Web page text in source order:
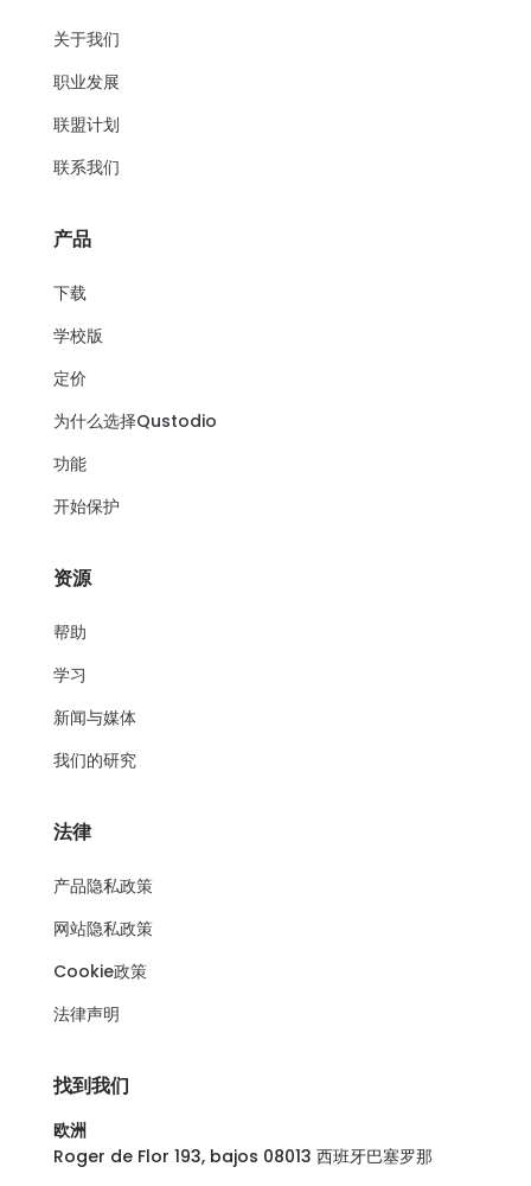
关于我们
职业发展
联盟计划
联系我们
产品
下载
学校版
定价
为什么选择Qustodio
功能
开始保护
资源
帮助
学习
新闻与媒体
我们的研究
法律
产品隐私政策
网站隐私政策
Cookie政策
法律声明
找到我们
欧洲
Roger de Flor 193, bajos 08013 西班牙巴塞罗那